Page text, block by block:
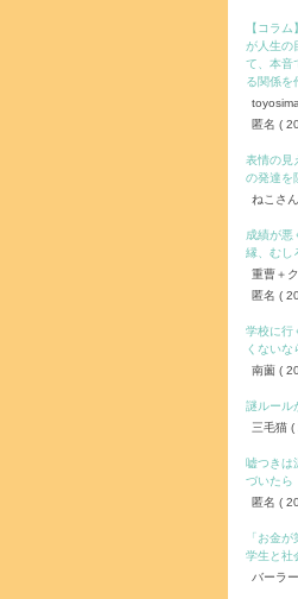
【コラ
が人生の
て、本音
る関係を
toyosima
匿名 (
表情の見
の発達を
ねこさん
成績が悪
縁、むし
重曹＋
匿名 (
学校に行
くないな
南薗 (
謎ルール
三毛猫 (
嘘つきは
づいたら
匿名 (
「お金
学生と社
バーラー